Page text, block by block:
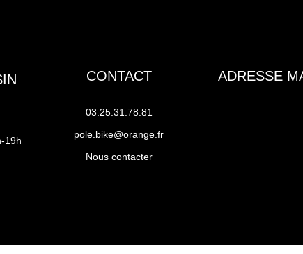
19h
CONTACT
03.25.31.78.81
pole.bike@orange.fr
Nous contacter
ADRESSE